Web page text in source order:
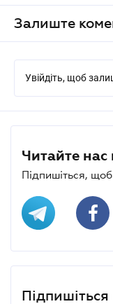
Залиште
Увійдіть, щоб
Читайте
Підпишіться, щоб